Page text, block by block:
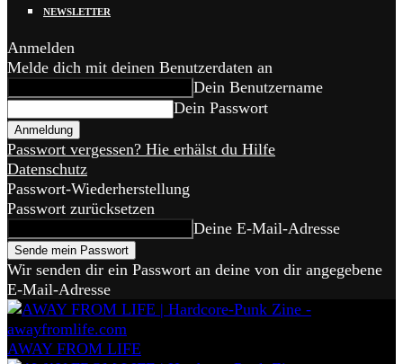
NEWSLETTER
Anmelden
Melde dich mit deinen Benutzerdaten an
Dein Benutzername
Dein Passwort
Passwort vergessen? Hie erhälst du Hilfe
Datenschutz
Passwort-Wiederherstellung
Passwort zurücksetzen
Deine E-Mail-Adresse
Wir senden dir ein Passwort an deine von dir angegebene
E-Mail-Adresse
AWAY FROM LIFE